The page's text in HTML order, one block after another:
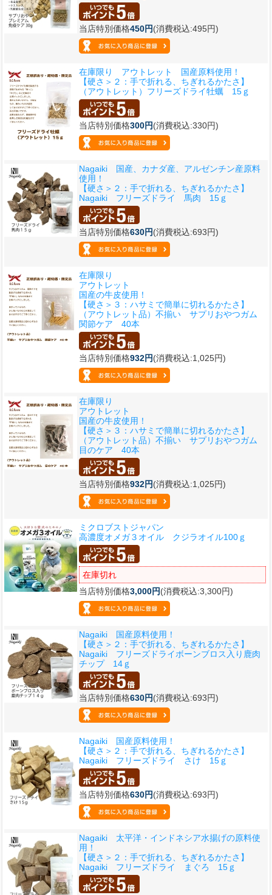
当店特別価格450円(消費税込:495円)
在庫限り アウトレット 国産原料使用！
【硬さ＞２：手で折れる、ちぎれるかたさ】
（アウトレット）フリーズドライ牡蠣 15ｇ
当店特別価格300円(消費税込:330円)
Nagaiki 国産、カナダ産、アルゼンチン産原料
使用！
【硬さ＞２：手で折れる、ちぎれるかたさ】
Nagaiki フリーズドライ 馬肉 15ｇ
当店特別価格630円(消費税込:693円)
在庫限り
アウトレット
国産の牛皮使用！
【硬さ＞３：ハサミで簡単に切れるかたさ】
（アウトレット品）不揃い サプリおやつガム
関節ケア 40本
当店特別価格932円(消費税込:1,025円)
在庫限り
アウトレット
国産の牛皮使用！
【硬さ＞３：ハサミで簡単に切れるかたさ】
（アウトレット品）不揃い サプリおやつガム
目のケア 40本
当店特別価格932円(消費税込:1,025円)
ミクロブストジャパン
高濃度オメガ３オイル クジラオイル100ｇ
在庫切れ
当店特別価格3,000円(消費税込:3,300円)
Nagaiki 国産原料使用！
【硬さ＞２：手で折れる、ちぎれるかたさ】
Nagaiki フリーズドライボーンブロス入り鹿肉
チップ 14ｇ
当店特別価格630円(消費税込:693円)
Nagaiki 国産原料使用！
【硬さ＞２：手で折れる、ちぎれるかたさ】
Nagaiki フリーズドライ さけ 15ｇ
当店特別価格630円(消費税込:693円)
Nagaiki 太平洋・インドネシア水揚げの原料使
用！
【硬さ＞２：手で折れる、ちぎれるかたさ】
Nagaiki フリーズドライ まぐろ 15ｇ